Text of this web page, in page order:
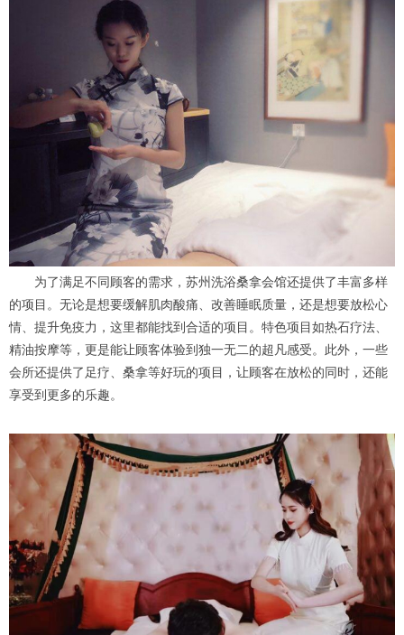
为了满足不同顾客的需求，苏州洗浴桑拿会馆还提供了丰富多样
的项目。无论是想要缓解肌肉酸痛、改善睡眠质量，还是想要放松心
情、提升免疫力，这里都能找到合适的项目。特色项目如热石疗法、
精油按摩等，更是能让顾客体验到独一无二的超凡感受。此外，一些
会所还提供了足疗、桑拿等好玩的项目，让顾客在放松的同时，还能
享受到更多的乐趣。